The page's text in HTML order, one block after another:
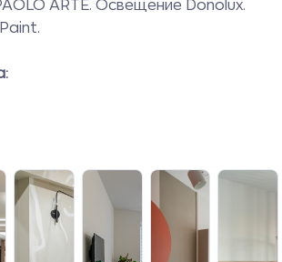
ARTE. Освещение Donolux.